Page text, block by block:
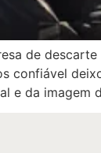
de
confiável
e da